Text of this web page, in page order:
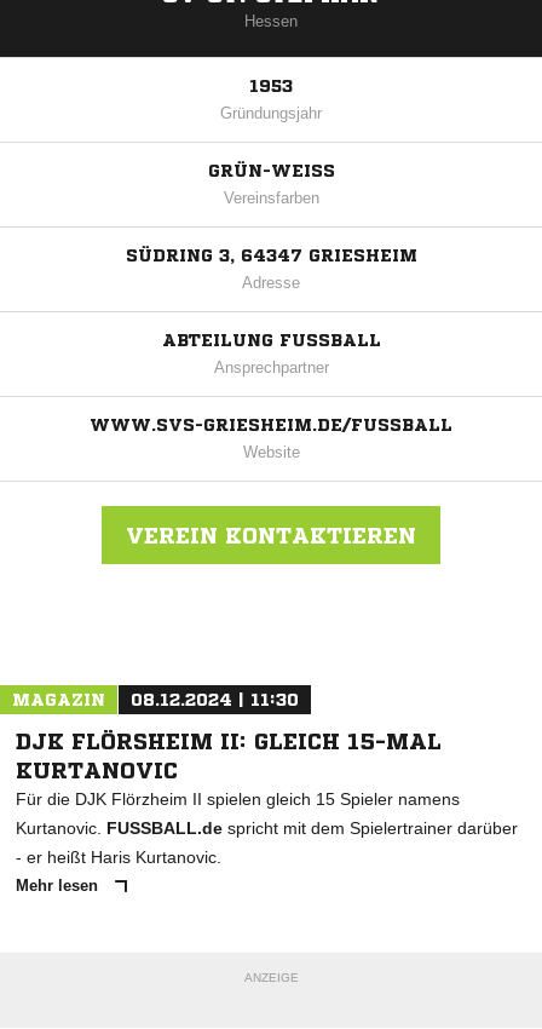
Hessen
1953
Gründungsjahr
GRÜN-WEISS
Vereinsfarben
SÜDRING 3, 64347 GRIESHEIM
Adresse
ABTEILUNG FUSSBALL
Ansprechpartner
WWW.SVS-GRIESHEIM.DE/FUSSBALL
Website
VEREIN KONTAKTIEREN
MAGAZIN 08.12.2024 | 11:30
DJK FLÖRSHEIM II: GLEICH 15-MAL
KURTANOVIC
Für die DJK Flörzheim II spielen gleich 15 Spieler namens
Kurtanovic. FUSSBALL.de spricht mit dem Spielertrainer darüber
- er heißt Haris Kurtanovic.
Mehr lesen
ANZEIGE